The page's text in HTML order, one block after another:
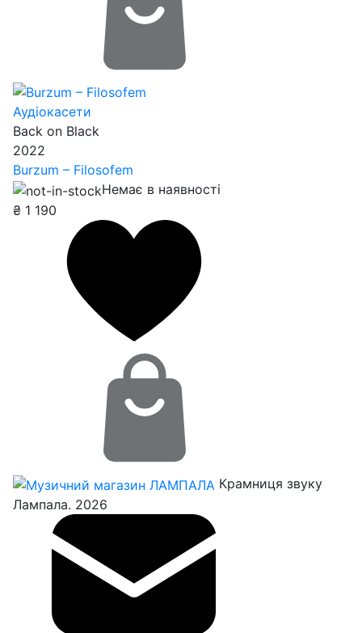
Аудіокасети
Back on Black
2022
Burzum – Filosofem
Немає в наявності
₴ 1 190
Крамниця звуку
Лампала. 2026